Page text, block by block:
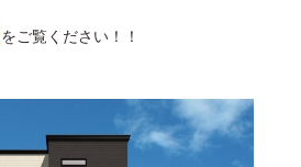
をご覧ください！！